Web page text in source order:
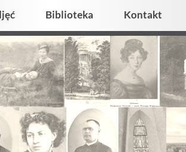
Biblioteka Kontakt